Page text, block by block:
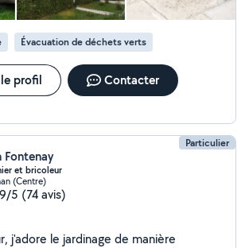
Évacuation de déchets verts
profil Contacter
Particulier
Fontenay
et bricoleur
(Centre)
5 (74 avis)
j'adore le jardinage de manière